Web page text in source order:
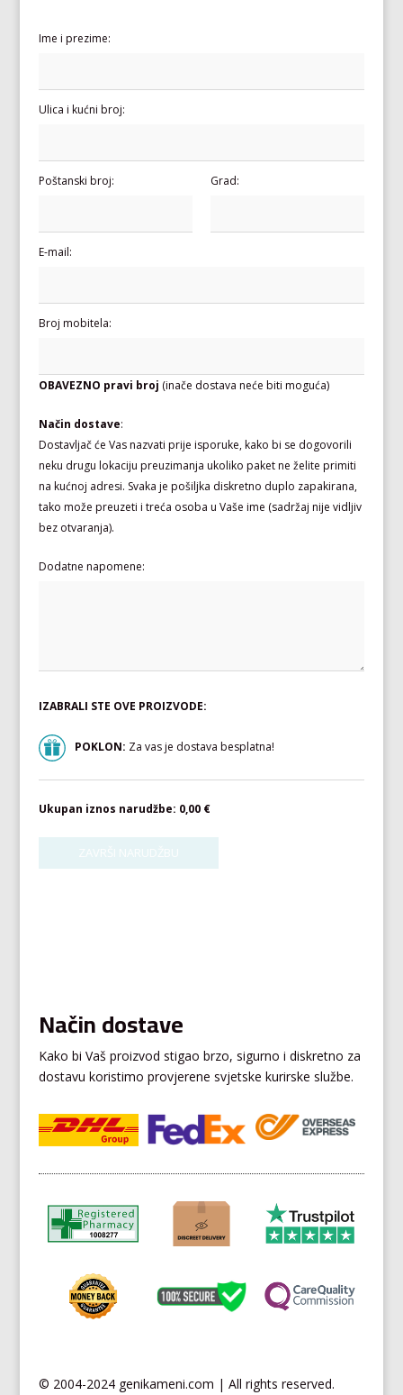
Ime i prezime:
Ulica i kućni broj:
Poštanski broj: Grad:
E-mail:
Broj mobitela:
OBAVEZNO pravi broj (inače dostava neće biti moguća)
Način dostave:
Dostavljač će Vas nazvati prije isporuke, kako bi se dogovorili
neku drugu lokaciju preuzimanja ukoliko paket ne želite primiti
na kućnoj adresi. Svaka je pošiljka diskretno duplo zapakirana,
tako može preuzeti i treća osoba u Vaše ime (sadržaj nije vidljiv
bez otvaranja).
Dodatne napomene:
IZABRALI STE OVE PROIZVODE:
POKLON: Za vas je dostava besplatna!
Ukupan iznos narudžbe: 0,00 €
Način dostave
Kako bi Vaš proizvod stigao brzo, sigurno i diskretno za
dostavu koristimo provjerene svjetske kurirske službe.
© 2004-2024 genikameni.com | All rights reserved.